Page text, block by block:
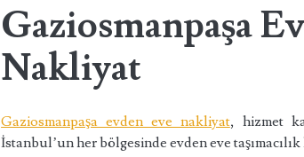
Gaziosmanpaşa
Nakliyat
Gaziosmanpaşa evden eve nakliyat, hizmet
İstanbul’un her bölgesinde evden eve